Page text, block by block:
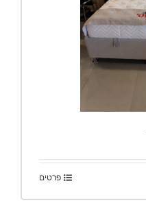
פרטים